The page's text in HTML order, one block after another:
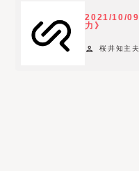
2021/10/09
力》
person 桜井知主夫